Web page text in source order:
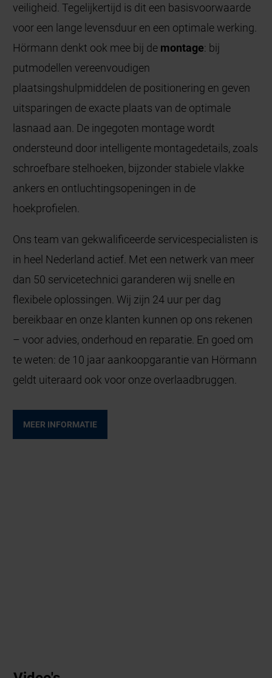
veiligheid. Tegelijkertijd is dit een basisvoorwaarde
voor een lange levensduur en een optimale werking.
Hörmann denkt ook mee bij de montage: bij
putmodellen vereenvoudigen
plaatsingshulpmiddelen de positionering en geven
uitsparingen de exacte plaats van de optimale
lasnaad aan. De ingegoten montage wordt
ondersteund door intelligente montagedetails, zoals
schroefbare stelhoeken, bijzonder stabiele vlakke
ankers en ontluchtingsopeningen in de
hoekprofielen.
Ons team van gekwalificeerde servicespecialisten is
in heel Nederland actief. Met een netwerk van meer
dan 50 servicetechnici garanderen wij snelle en
flexibele oplossingen. Wij zijn 24 uur per dag
bereikbaar en onze klanten kunnen op ons rekenen
– voor advies, onderhoud en reparatie. En goed om
te weten: de 10 jaar aankoopgarantie van Hörmann
geldt uiteraard ook voor onze overlaadbruggen.
MEER INFORMATIE